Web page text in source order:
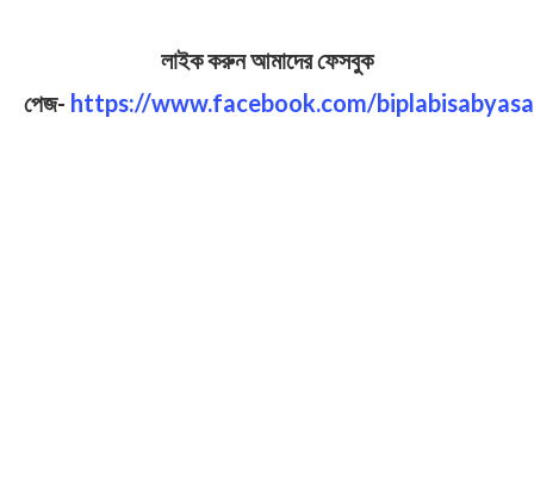
লাইক করুন আমাদের ফেসবুক
পেজ- https://www.facebook.com/